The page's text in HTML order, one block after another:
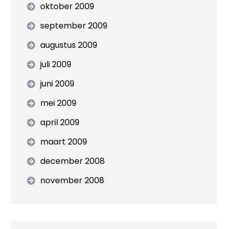
oktober 2009
september 2009
augustus 2009
juli 2009
juni 2009
mei 2009
april 2009
maart 2009
december 2008
november 2008